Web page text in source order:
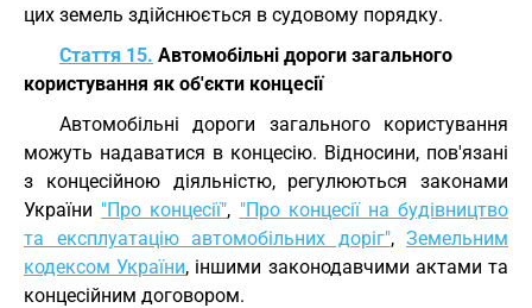
цих земель здійснюється в судовому порядку.
Стаття 15. Автомобільні дороги загального
користування як об'єкти концесії
Автомобільні дороги загального користування
можуть надаватися в концесію. Відносини, пов'язані
з концесійною діяльністю, регулюються законами
України "Про концесії", "Про концесії на будівництво
та експлуатацію автомобільних доріг", Земельним
кодексом України, іншими законодавчими актами та
концесійним договором.